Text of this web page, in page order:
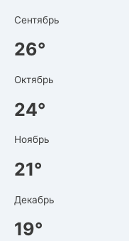
Сентябрь
26°
Октябрь
24°
Ноябрь
21°
Декабрь
19°